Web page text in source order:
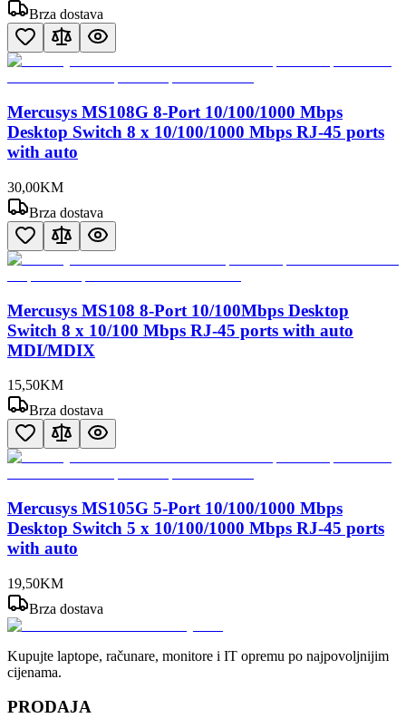
Brza dostava
Mercusys MS108G 8-Port 10/100/1000 Mbps
Desktop Switch 8 x 10/100/1000 Mbps RJ-45 ports
with auto
30,00KM
Brza dostava
Mercusys MS108 8-Port 10/100Mbps Desktop
Switch 8 x 10/100 Mbps RJ-45 ports with auto
MDI/MDIX
15,50KM
Brza dostava
Mercusys MS105G 5-Port 10/100/1000 Mbps
Desktop Switch 5 x 10/100/1000 Mbps RJ-45 ports
with auto
19,50KM
Brza dostava
Kupujte laptope, računare, monitore i IT opremu po najpovoljnijim
cijenama.
PRODAJA